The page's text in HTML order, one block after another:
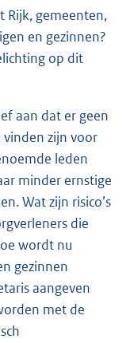
Rijk, gemeenten,
en gezinnen?
op dit
aan dat er geen
vinden zijn voor
leden
minder ernstige
Wat zijn risico’s
die
wordt nu
gezinnen
aangeven
met de